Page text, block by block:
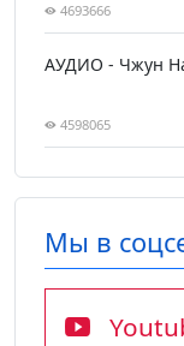
4693666
АУДИО - Чжун
4598065
Мы в